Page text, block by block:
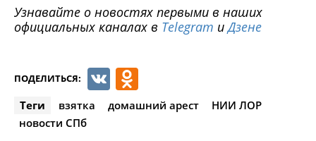
Узнавайте о новостях первыми в наших
официальных каналах в Telegram иДзене
ПОДЕЛИТЬСЯ: VK
Теги взятка домашний арест
НИИ ЛОР
новости СПб